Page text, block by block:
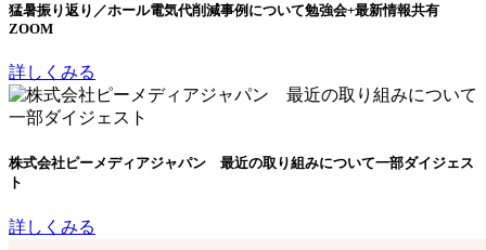
猛暑振り返り／ホール電気代削減事例について勉強会+最新情報共有
ZOOM
詳しくみる
株式会社ピーメディアジャパン 最近の取り組みについて一部ダイジェス
ト
詳しくみる